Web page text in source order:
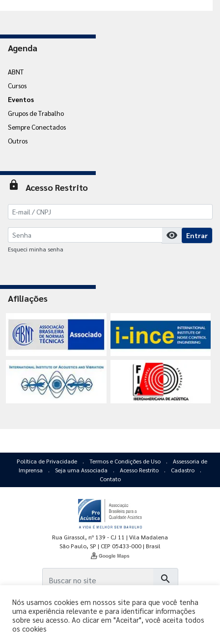
Agenda
ABNT
Cursos
Eventos
Grupos de Trabalho
Sempre Conectados
Outros
lock Acesso Restrito
visibility Entrar
Esqueci minha senha
Afiliações
Política de Privacidade . Termos e Condições de Uso .
Assessoria de
Imprensa
. Seja uma Associada . Acesso Restrito . Cadastro
.
Contato
Rua Girassol, nº 139 - CJ 11 | Vila Madalena
São Paulo, SP | CEP 05433-000 | Brasil
search
Nós usamos cookies em nossos site para que você tenha
uma experiência relevante e para identificar informações
sobre seu acesso. Ao clicar em "Aceitar", você aceita todos
os cookies